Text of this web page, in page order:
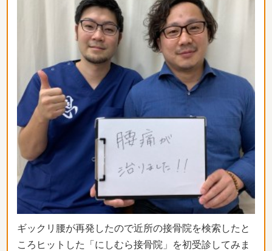
ギックリ腰が再発したので近所の接骨院を検索したと
ころヒットした「にしむら接骨院」を初受診してみま